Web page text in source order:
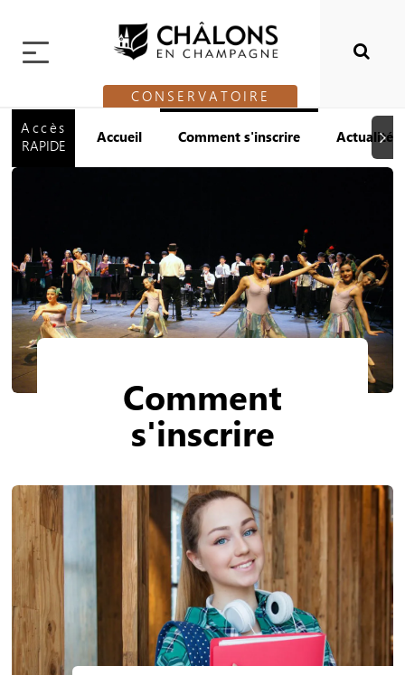
CONSERVATOIRE
Accès
RAPIDE
Accueil Comment s'inscrire Actualités
Comment
s'inscrire